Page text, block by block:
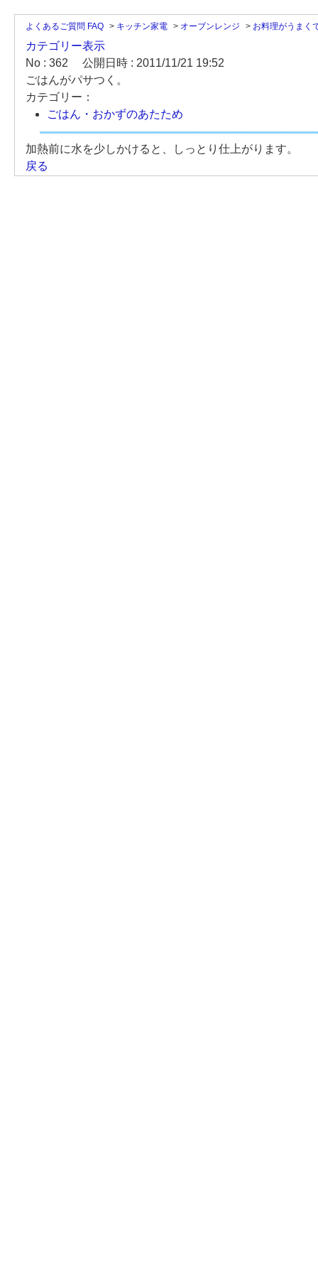
よくあるご質問 FAQ > キッチン家電 > オーブンレンジ > お料理がうまく
カテゴリー表示
No : 362
公開日時 : 2011/11/21 19:52
ごはんがパサつく。
カテゴリー：
ごはん・おかずのあたため
加熱前に水を少しかけると、しっとり仕上がります。
戻る